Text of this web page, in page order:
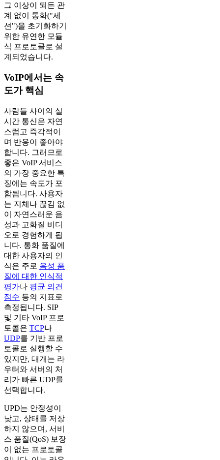
그 이상이 되든 관
계 없이 통화("세
션")을 초기화하기
위한 유연한 모듈
식 프로토콜로 설
계되었습니다.
VoIP에서는 속
도가 핵심
사람들 사이의 실
시간 통신은 자연
스럽고 즉각적이
며 반응이 좋아야
합니다. 그러므로
좋은 VoIP 서비스
의 가장 중요한 특
징에는 속도가 포
함됩니다. 사용자
는 지체나 끊김 없
이 자연스러운 음
성과 고화질 비디
오로 경험하게 됩
니다. 통화 품질에
대한 사용자의 인
식은 주로 음성 품
질에 대한 인식적
평가나 평균 의견
점수 등의 지표로
측정됩니다. SIP
및 기타 VoIP 프로
토콜은 TCP나
UDP를 기반 프로
토콜로 실행할 수
있지만, 대개는 라
우터와 서버의 처
리가 빠른 UDP를
선택합니다.
UPD는 안정성이
낮고, 상태를 저장
하지 않으며, 서비
스 품질(QoS) 보장
이 없는 프로토콜